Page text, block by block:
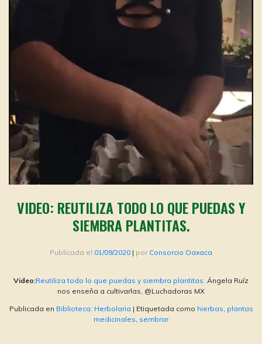
VIDEO: REUTILIZA TODO LO QUE PUEDAS Y
SIEMBRA PLANTITAS.
Publicada el 01/09/2020 | por Consorcio Oaxaca
Video:Reutiliza todo lo que puedas y siembra plantitas. Ángela Ruíz
nos enseña a cultivarlas, @Luchadoras MX
Publicada en Biblioteca: Herbolaria | Etiquetada como hierbas plantas
medicinales sembrar